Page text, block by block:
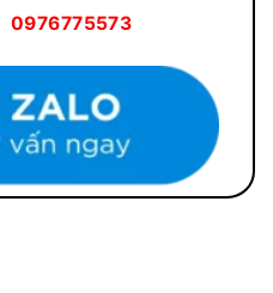
0976775573